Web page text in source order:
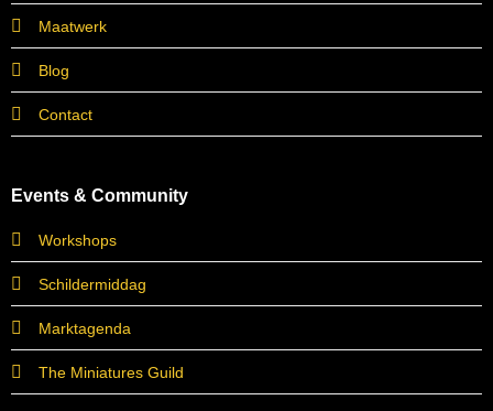
Maatwerk
Blog
Contact
Events & Community
Workshops
Schildermiddag
Marktagenda
The Miniatures Guild